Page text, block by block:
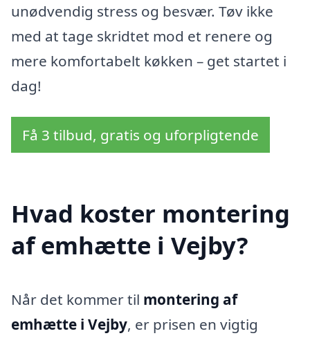
unødvendig stress og besvær. Tøv ikke
med at tage skridtet mod et renere og
mere komfortabelt køkken – get startet i
dag!
Få 3 tilbud, gratis og uforpligtende
Hvad koster montering
af emhætte i Vejby?
Når det kommer til montering af
emhætte i Vejby, er prisen en vigtig